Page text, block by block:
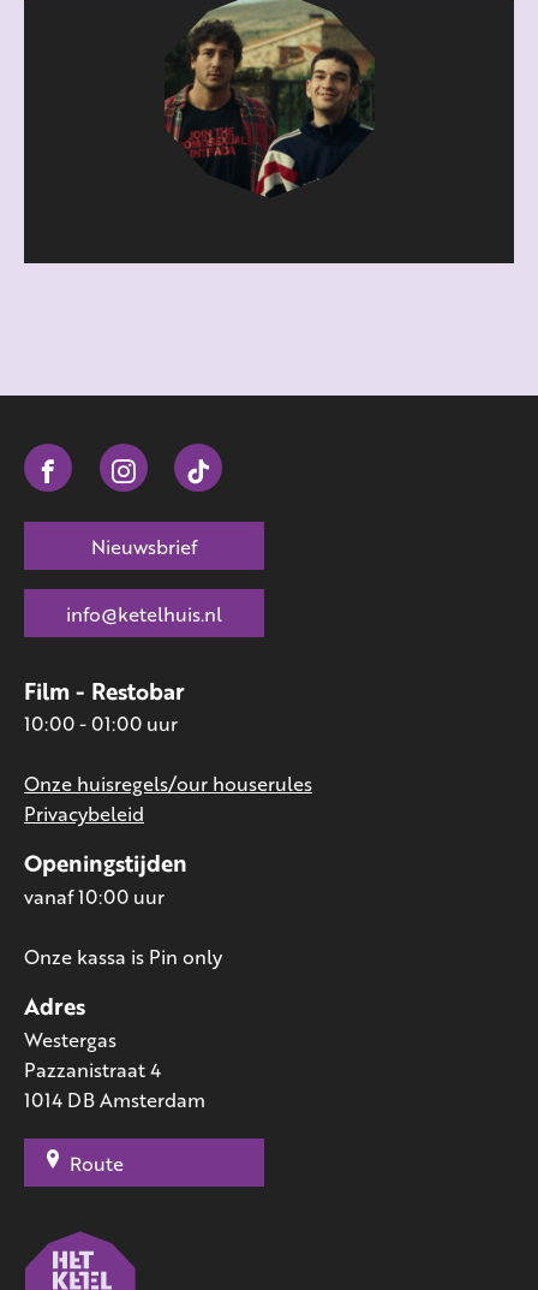
Adres
Westergas
Pazzanistraat 4
1014 DB Amsterdam
Route
Openingstijden
vanaf 10:00 uur
Onze kassa is Pin only
Film - Restobar
10:00 - 01:00 uur
Onze huisregels/our houserules
Privacybeleid
Nieuwsbrief
info@ketelhuis.nl